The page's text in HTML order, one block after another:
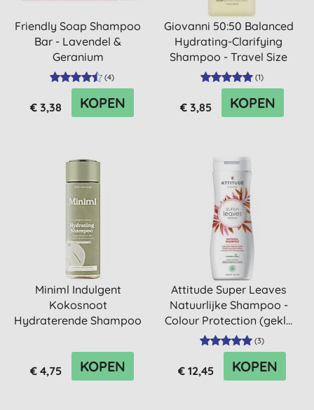
Friendly Soap Shampoo
Bar - Lavendel &
Geranium
(4)
€ 3,38 KOPEN
Giovanni 50:50 Balanced
Hydrating-Clarifying
Shampoo - Travel Size
(1)
€ 3,85 KOPEN
Miniml Indulgent
Kokosnoot
Hydraterende Shampoo
€ 4,75 KOPEN
Attitude Super Leaves
Natuurlijke Shampoo -
Colour Protection (gekl...
(3)
€ 12,45 KOPEN